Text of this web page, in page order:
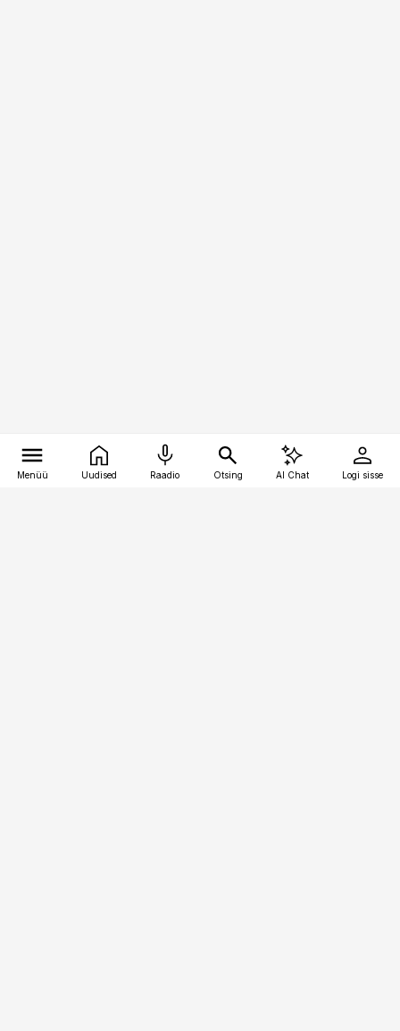
Menüü Uudised Raadio Otsing AI Chat Logi sisse